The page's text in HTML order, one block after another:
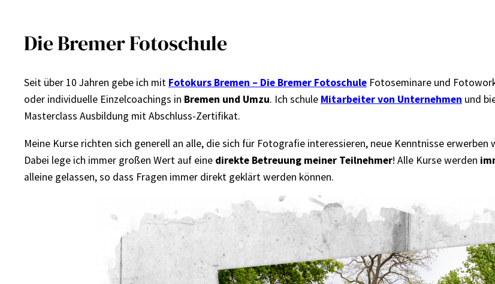
Die Bremer Fotoschule
Seit über 10 Jahren gebe ich mit Fotokurs Bremen – Die Bremer Fotoschule Fotoseminare und
oder individuelle Einzelcoachings in Bremen und Umzu. Ich schule Mitarbeiter von Unternehmen und
Masterclass Ausbildung mit Abschluss-Zertifikat.
Meine Kurse richten sich generell an alle, die sich für Fotografie interessieren, neue Kenntnisse
Dabei lege ich immer großen Wert auf eine direkte Betreuung meiner Teilnehmer! Alle Kurse werden
alleine gelassen, so dass Fragen immer direkt geklärt werden können.